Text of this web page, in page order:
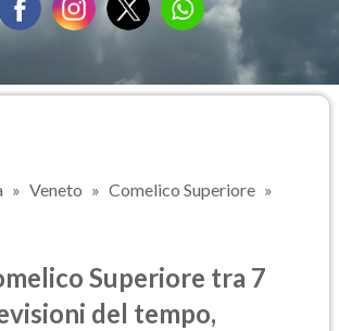
Veneto
Comelico Superiore
Superiore tra 7
del tempo,